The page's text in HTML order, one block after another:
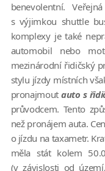
benevolentní.
s výjimkou shuttle
komplexy je také
automobil nebo
mezinárodní řidičský
stylu jízdy místních
pronajmoutauto s
průvodcem. Tento
než pronájem auta.
o jízdu na taxametr.
měla stát kolem
(v závislosti od